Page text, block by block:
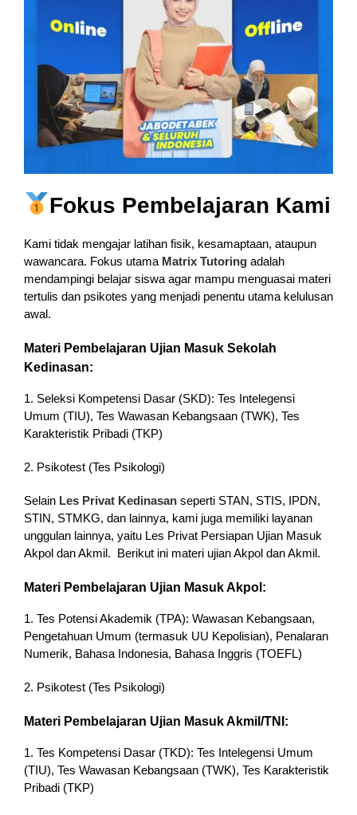
Fokus Pembelajaran Kami
Kami tidak mengajar latihan fisik, kesamaptaan, ataupun
wawancara. Fokus utama Matrix Tutoringadalah
mendampingi belajar siswa agar mampu menguasai materi
tertulis dan psikotes yang menjadi penentu utama kelulusan
awal.
Materi Pembelajaran Ujian Masuk Sekolah
Kedinasan:
1. Seleksi Kompetensi Dasar (SKD): Tes Intelegensi
Umum (TIU), Tes Wawasan Kebangsaan (TWK), Tes
Karakteristik Pribadi (TKP)
2. Psikotest (Tes Psikologi)
Selain Les Privat Kedinasanseperti STAN, STIS, IPDN,
STIN, STMKG, dan lainnya, kami juga memiliki layanan
unggulan lainnya, yaitu Les Privat Persiapan Ujian Masuk
Akpol dan Akmil. Berikut ini materi ujian Akpol dan Akmil.
Materi Pembelajaran Ujian Masuk Akpol:
1. Tes Potensi Akademik (TPA): Wawasan Kebangsaan,
Pengetahuan Umum (termasuk UU Kepolisian), Penalaran
Numerik, Bahasa Indonesia, Bahasa Inggris (TOEFL)
2. Psikotest (Tes Psikologi)
Materi Pembelajaran Ujian Masuk Akmil/TNI:
1. Tes Kompetensi Dasar (TKD): Tes Intelegensi Umum
(TIU), Tes Wawasan Kebangsaan (TWK), Tes Karakteristik
Pribadi (TKP)